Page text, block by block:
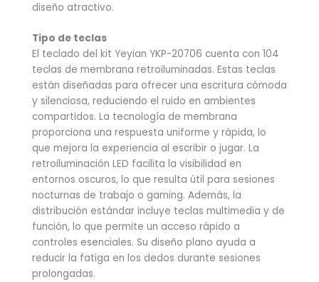
diseño atractivo.
Tipo de teclas
El teclado del kit Yeyian YKP-20706 cuenta con 104
teclas de membrana retroiluminadas. Estas teclas
están diseñadas para ofrecer una escritura cómoda
y silenciosa, reduciendo el ruido en ambientes
compartidos. La tecnología de membrana
proporciona una respuesta uniforme y rápida, lo
que mejora la experiencia al escribir o jugar. La
retroiluminación LED facilita la visibilidad en
entornos oscuros, lo que resulta útil para sesiones
nocturnas de trabajo o gaming. Además, la
distribución estándar incluye teclas multimedia y de
función, lo que permite un acceso rápido a
controles esenciales. Su diseño plano ayuda a
reducir la fatiga en los dedos durante sesiones
prolongadas.